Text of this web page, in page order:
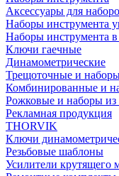
Аксессуары для
Наборы инструмента
Наборы инструмента
Ключи гаечные
Динамометрические
Трещоточные и
Комбинированные и
Рожковые и наборы из
Рекламная продукция
THORVIK
Ключи
Резьбовые шаблоны
Усилители крутящего